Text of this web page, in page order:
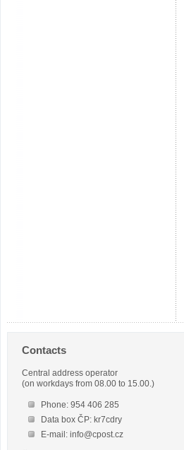
Contacts
Central address operator
(on workdays from 08.00 to 15.00.)
Phone: 954 406 285
Data box ČP: kr7cdry
E-mail: info@cpost.cz